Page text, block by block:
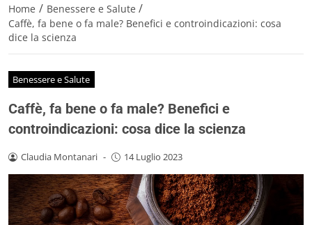
Home / Benessere e Salute /
Caffè, fa bene o fa male? Benefici e controindicazioni: cosa
dice la scienza
Benessere e Salute
Caffè, fa bene o fa male? Benefici e
controindicazioni: cosa dice la scienza
Claudia Montanari - 14 Luglio 2023